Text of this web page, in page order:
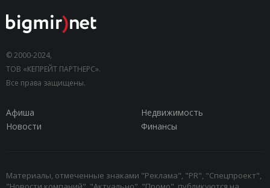
© 2000-2024,
ТОВ «КЕПРЕЙТ ПАРТНЕРС».
Все права защищены.
Афиша
Недвижимость
Новости
Финансы
Материалы, отмеченные знаками "Реклама", "PR", "Спецпроект",